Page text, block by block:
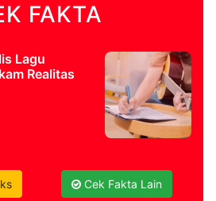
FAKTA
Lagu
Realitas
Cek Fakta Lain